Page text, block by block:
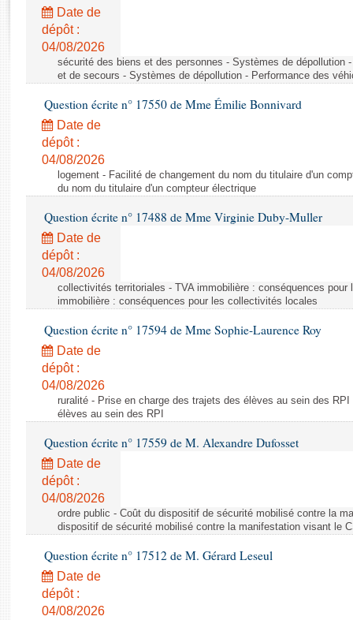
Rapports législatifs
Rapports sur l'application des lois
Baromètre de l’application des lois
Dossiers législatifs
Budget et sécurité sociale
Questions écrites et orales
Comptes rendus des débats
Date de
dépôt :
04/08/2026
sécurité des biens et des personnes - Systèmes de dépollution
et de secours - Systèmes de dépollution - Performance des
Question écrite n° 17550 de Mme Émilie Bonnivard
Date de
dépôt :
04/08/2026
logement - Facilité de changement du nom du titulaire d'un
du nom du titulaire d'un compteur électrique
Question écrite n° 17488 de Mme Virginie Duby-Muller
Date de
dépôt :
04/08/2026
collectivités territoriales - TVA immobilière : conséquences
immobilière : conséquences pour les collectivités locales
Question écrite n° 17594 de Mme Sophie-Laurence Roy
Date de
dépôt :
04/08/2026
ruralité - Prise en charge des trajets des élèves au sein des
élèves au sein des RPI
Question écrite n° 17559 de M. Alexandre Dufosset
Date de
dépôt :
04/08/2026
ordre public - Coût du dispositif de sécurité mobilisé contre la
dispositif de sécurité mobilisé contre la manifestation visant le
Question écrite n° 17512 de M. Gérard Leseul
Date de
dépôt :
04/08/2026